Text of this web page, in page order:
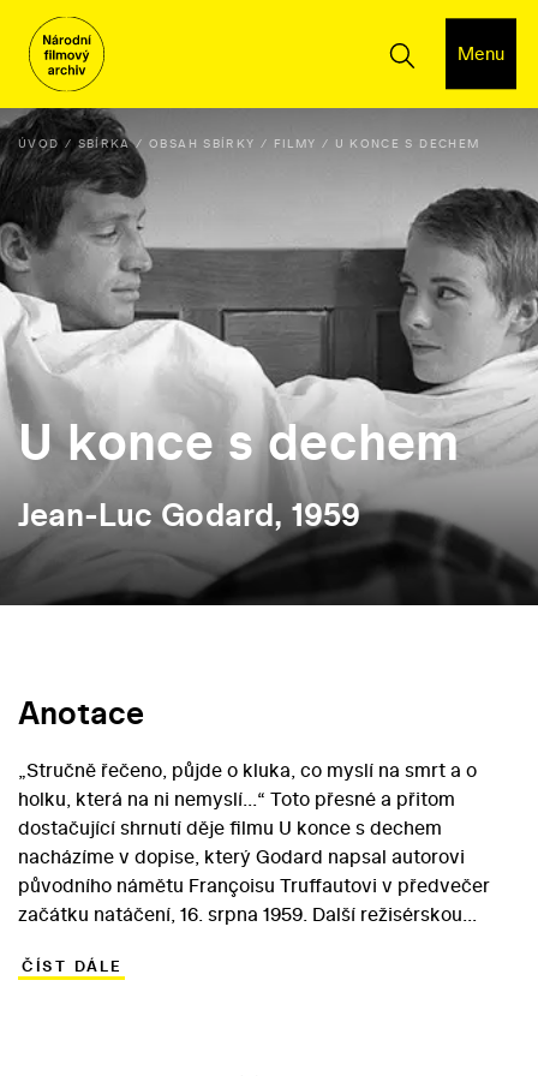
Menu
ÚVOD SBÍRKA OBSAH SBÍRKY FILMY U KONCE S DECHEM
U konce s dechem
Jean-Luc Godard, 1959
Anotace
„Stručně řečeno, půjde o kluka, co myslí na smrt a o
holku, která na ni nemyslí...“ Toto přesné a přitom
dostačující shrnutí děje filmu U konce s dechem
nacházíme v dopise, který Godard napsal autorovi
původního námětu Françoisu Truffautovi v předvečer
začátku natáčení, 16. srpna 1959. Další režisérskou
Pierre Melville: „Přijal jsem roli spisovatele Parvulesca,
ČÍST DÁLE